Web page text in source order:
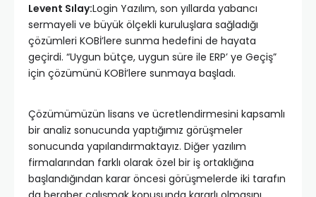
Levent Sılay:Login Yazılım, son yıllarda yabancı
sermayeli ve büyük ölçekli kuruluşlara sağladığı
çözümleri KOBİ’lere sunma hedefini de hayata
geçirdi. “Uygun bütçe, uygun süre ile ERP’ ye Geçiş”
için çözümünü KOBİ’lere sunmaya başladı.
Çözümümüzün lisans ve ücretlendirmesini kapsamlı
bir analiz sonucunda yaptığımız görüşmeler
sonucunda yapılandırmaktayız. Diğer yazılım
firmalarından farklı olarak özel bir iş ortaklığına
başlandığından karar öncesi görüşmelerde iki tarafın